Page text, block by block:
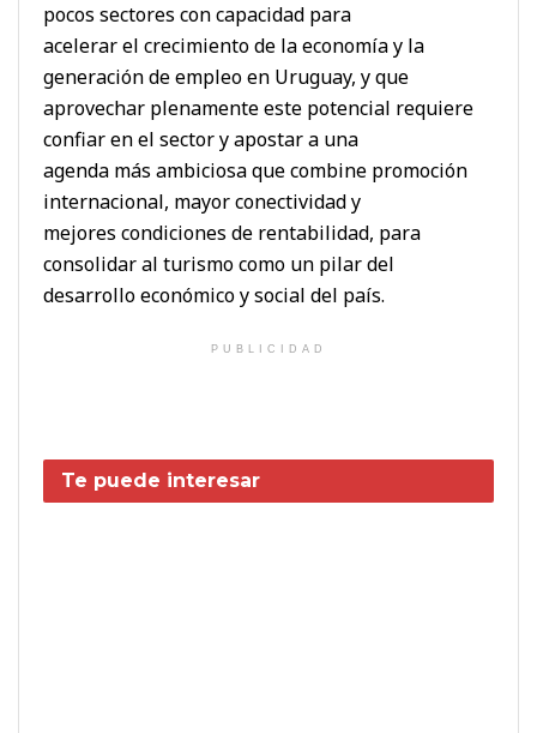
pocos sectores con capacidad para
acelerar el crecimiento de la economía y la
generación de empleo en Uruguay, y que
aprovechar plenamente este potencial requiere
confiar en el sector y apostar a una
agenda más ambiciosa que combine promoción
internacional, mayor conectividad y
mejores condiciones de rentabilidad, para
consolidar al turismo como un pilar del
desarrollo económico y social del país.
PUBLICIDAD
Te puede interesar